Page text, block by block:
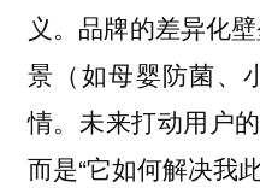
义。品牌的差异化
景（如母婴防菌、
情。未来打动用户
而是“它如何解决我